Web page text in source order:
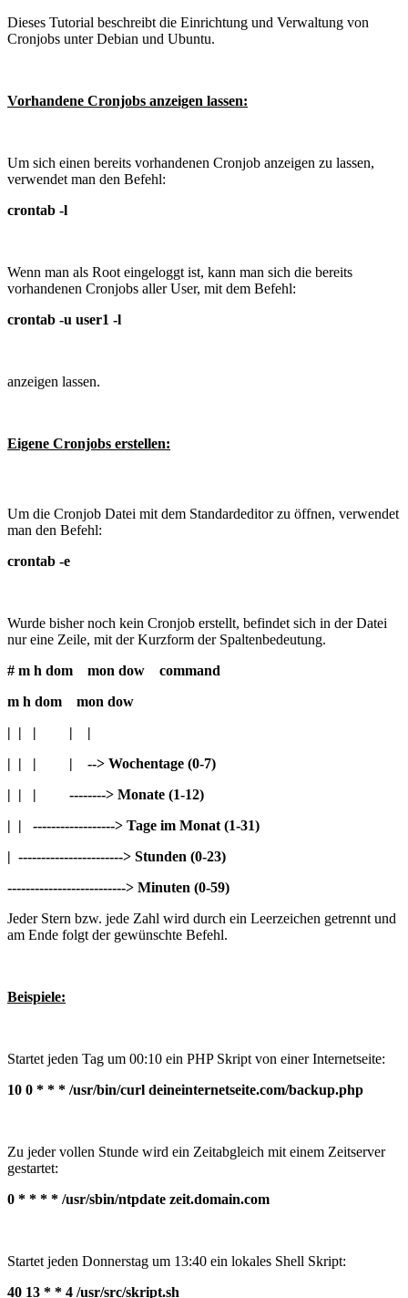
Dieses Tutorial beschreibt die Einrichtung und Verwaltung von
Cronjobs unter Debian und Ubuntu.
Vorhandene Cronjobs anzeigen lassen:
Um sich einen bereits vorhandenen Cronjob anzeigen zu lassen,
verwendet man den Befehl:
crontab -l
Wenn man als Root eingeloggt ist, kann man sich die bereits
vorhandenen Cronjobs aller User, mit dem Befehl:
crontab -u user1 -l
anzeigen lassen.
Eigene Cronjobs erstellen:
Um die Cronjob Datei mit dem Standardeditor zu öffnen, verwendet
man den Befehl:
crontab -e
Wurde bisher noch kein Cronjob erstellt, befindet sich in der Datei
nur eine Zeile, mit der Kurzform der Spaltenbedeutung.
# m h dom mon dow command
m h dom mon dow
| | | | |
| | | | --> Wochentage (0-7)
| | | --------> Monate (1-12)
| | ------------------> Tage im Monat (1-31)
| -----------------------> Stunden (0-23)
--------------------------> Minuten (0-59)
Jeder Stern bzw. jede Zahl wird durch ein Leerzeichen getrennt und
am Ende folgt der gewünschte Befehl.
Beispiele:
Startet jeden Tag um 00:10 ein PHP Skript von einer Internetseite:
10 0 * * * /usr/bin/curl deineinternetseite.com/backup.php
Zu jeder vollen Stunde wird ein Zeitabgleich mit einem Zeitserver
gestartet:
0 * * * * /usr/sbin/ntpdate zeit.domain.com
Startet jeden Donnerstag um 13:40 ein lokales Shell Skript:
40 13 * * 4 /usr/src/skript.sh